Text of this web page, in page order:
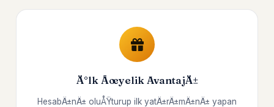
Ä°lk Ãœyelik AvantajÄ±
HesabÄ±nÄ± oluÅŸturup ilk yatÄ±rÄ±mÄ±nÄ± yapan